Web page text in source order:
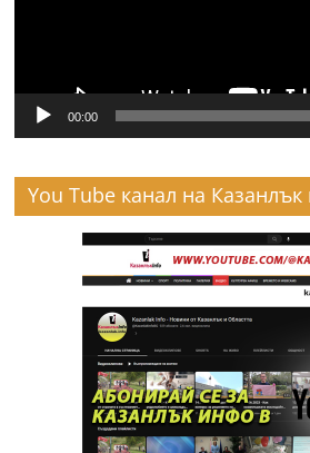
00:00
You Tube канал на